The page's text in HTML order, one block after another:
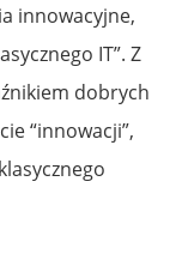
innowacyjne,
IT”. Z
dobrych
“innowacji”,